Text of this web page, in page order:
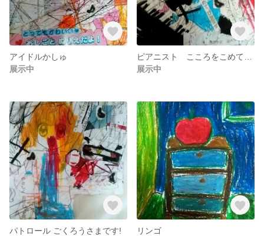
アイドルかしゅ
展示中
展示中
パトロール ごくろうさまです!
リンゴ